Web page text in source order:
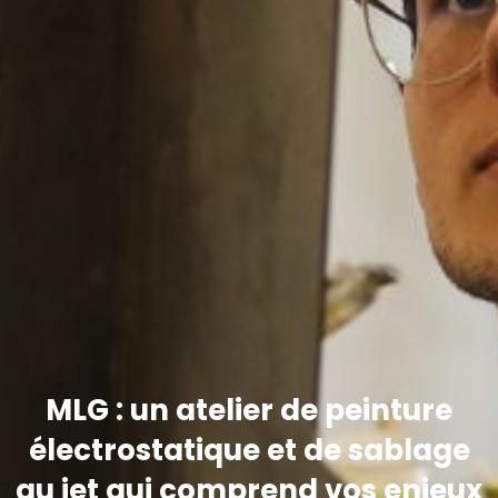
MLG : un atelier de peinture
électrostatique et de sablage